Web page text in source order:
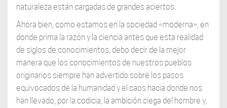
naturaleza están cargadas de grandes aciertos.
Ahora bien, como estamos en la sociedad «moderna», en
donde prima la razón y la ciencia antes que esta realidad
de siglos de conocimientos, debo decir de la mejor
manera que los conocimientos de nuestros pueblos
originarios siempre han advertido sobre los pasos
equivocados de la humanidad y el caos hacia donde nos
han llevado, por la codicia, la ambición ciega del hombre y,